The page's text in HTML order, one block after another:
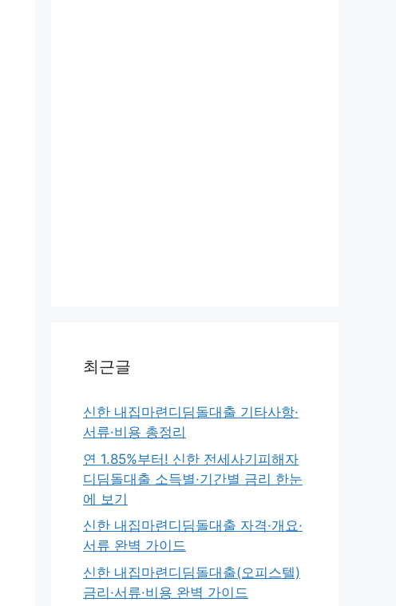
최근글
신한 내집마련디딤돌대출 기타사항·
서류·비용 총정리
연 1.85%부터! 신한 전세사기피해자
디딤돌대출 소득별·기간별 금리 한눈
에 보기
신한 내집마련디딤돌대출 자격·개요·
서류 완벽 가이드
신한 내집마련디딤돌대출(오피스텔)
금리·서류·비용 완벽 가이드